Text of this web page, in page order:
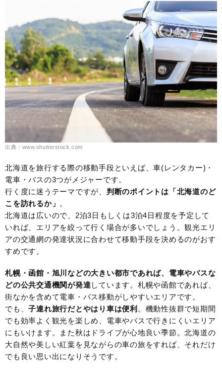
出典：www.shutterstock.com
北海道を旅行する際の移動手段といえば、車(レンタカー)・
電車・バスの3つがメジャーです。
行く度に迷うテーマですが、 判断のポイントは「北海道のど
こを訪れるか」 。
北海道は広いので、2泊3日もしくは3泊4日程度を予定して
いれば、エリアを絞って行く場合が多いでしょう。観光エリ
アの交通網の発達状況に合わせて移動手段を決めるのがおす
すめです。
札幌・函館・旭川などの大きい都市であれば、電車やバスな
どの公共交通機関が発達しています。札幌や函館であれば、
街なかを含めて電車・バス移動がしやすいエリアです。
でも、子連れ旅行だとやはり車は便利 。機動性抜群で短期間
でも効率よく観光を楽しめ、電車やバスで行きにくいエリア
にもいけます。また秋はドライブが心地良い季節。北海道の
大自然や美しい紅葉を見ながらの車の旅をすれば、それだけ
でも良い思い出になりそうです。